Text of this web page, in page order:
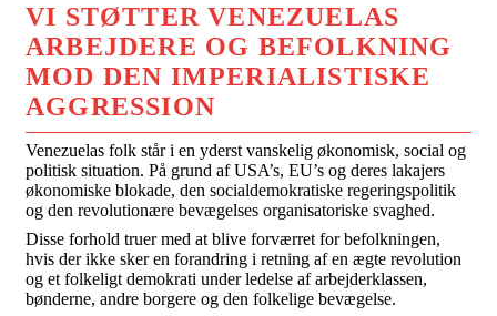
VI STØTTER VENEZUELAS
ARBEJDERE OG BEFOLKNING
MOD DEN IMPERIALISTISKE
AGGRESSION
Venezuelas folk står i en yderst vanskelig økonomisk, social og
politisk situation. På grund af USA’s, EU’s og deres lakajers
økonomiske blokade, den socialdemokratiske regeringspolitik
og den revolutionære bevægelses organisatoriske svaghed.
Disse forhold truer med at blive forværret for befolkningen,
hvis der ikke sker en forandring i retning af en ægte revolution
og et folkeligt demokrati under ledelse af arbejderklassen,
bønderne, andre borgere og den folkelige bevægelse.